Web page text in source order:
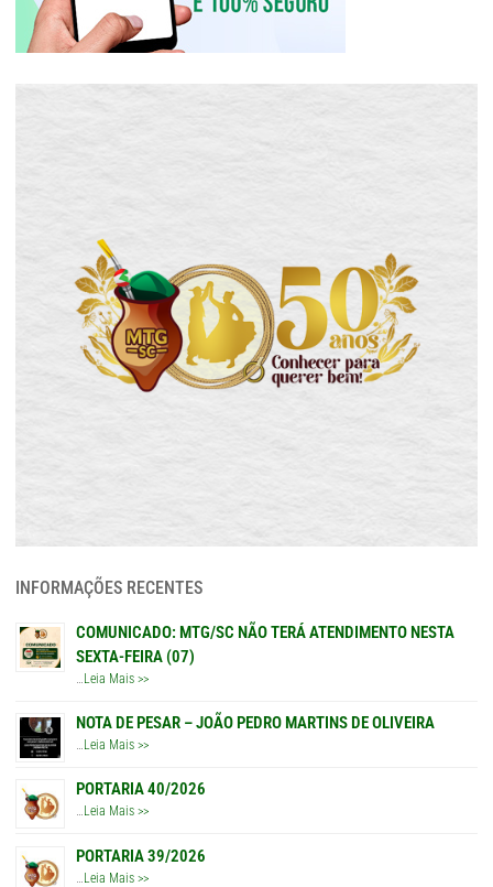
INFORMAÇÕES RECENTES
COMUNICADO: MTG/SC NÃO TERÁ ATENDIMENTO NESTA
SEXTA-FEIRA (07)
Leia Mais >>
NOTA DE PESAR – JOÃO PEDRO MARTINS DE OLIVEIRA
…Leia Mais >>
PORTARIA 40/2026
…Leia Mais >>
PORTARIA 39/2026
Leia Mais >>